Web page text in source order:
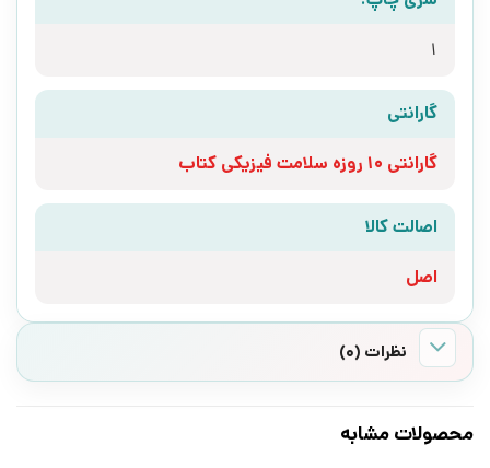
1
گارانتی
گارانتی 10 روزه سلامت فیزیکی کتاب
اصالت کالا
اصل
نظرات (0)
محصولات مشابه